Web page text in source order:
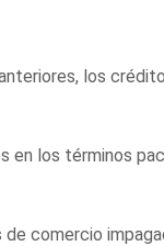
los
en los términos
comercio